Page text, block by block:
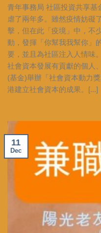
青年事務局 社區投資共享
虐了兩年多。雖然疫情妨礙
擊，但在此「疫境」中，不
動，發揮「你幫我我幫你」
要，並且為社區注入人情味
社會資本發展有貢獻的個人
(基金)舉辦「社會資本動力
港建立社會資本的成果。[...]
11
Dec